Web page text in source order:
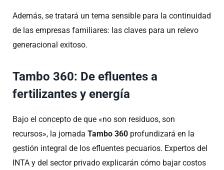
Además, se tratará un tema sensible para la continuidad
de las empresas familiares: las claves para un relevo
generacional exitoso.
Tambo 360: De efluentes a
fertilizantes y energía
Bajo el concepto de que «no son residuos, son
recursos», la jornada Tambo 360 profundizará en la
gestión integral de los efluentes pecuarios. Expertos del
INTA y del sector privado explicarán cómo bajar costos